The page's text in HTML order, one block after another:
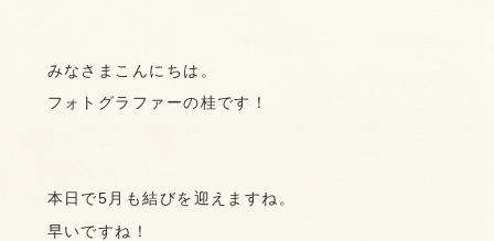
みなさまこんにちは。
フォトグラファーの桂です！
本日で5月も結びを迎えますね。
早いですね！